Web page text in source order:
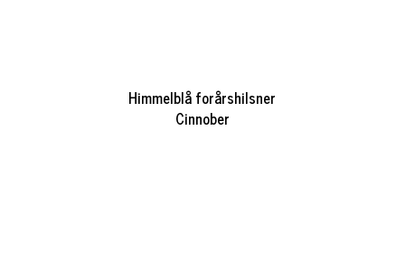
Himmelblå forårshilsner
Cinnober